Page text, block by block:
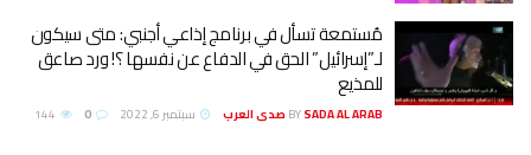
تسأل في برنامج إذاعي أجنبي: متى سيكون
الحق في الدفاع عن نفسها ؟! ورد صاعق
سبتمبر 6, 2022 0
144